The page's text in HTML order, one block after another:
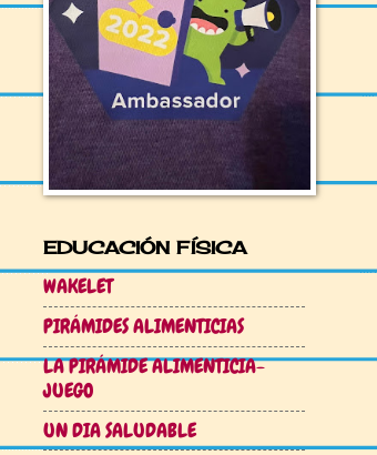
EDUCACIÓN FÍSICA
WAKELET
PIRÁMIDES ALIMENTICIAS
LA PIRÁMIDE ALIMENTICIA-
JUEGO
UN DIA SALUDABLE